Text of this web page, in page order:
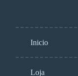
Inicio
Loja